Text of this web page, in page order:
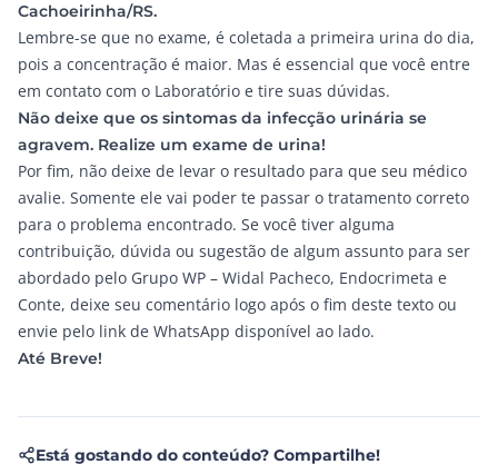
Cachoeirinha/RS.
Lembre-se que no exame, é coletada a primeira urina do dia,
pois a concentração é maior. Mas é essencial que você entre
em contato com o Laboratório e tire suas dúvidas.
Não deixe que os sintomas da infecção urinária se
agravem. Realize um exame de urina!
Por fim, não deixe de levar o resultado para que seu médico
avalie. Somente ele vai poder te passar o tratamento correto
para o problema encontrado. Se você tiver alguma
contribuição, dúvida ou sugestão de algum assunto para ser
abordado pelo Grupo WP – Widal Pacheco, Endocrimeta e
Conte, deixe seu comentário logo após o fim deste texto ou
envie pelo link de WhatsApp disponível ao lado.
Até Breve!
Está gostando do conteúdo? Compartilhe!